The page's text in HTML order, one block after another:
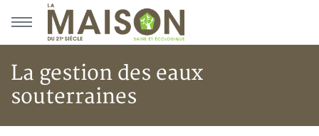
Aller au menu principal
Aller au contenu principal
La gestion des eaux
souterraines